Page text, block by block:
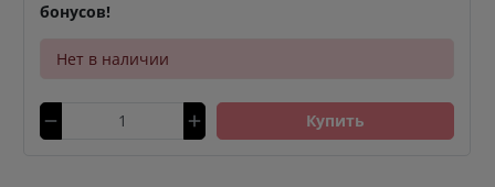
бонусов!
Нет в наличии
Купить